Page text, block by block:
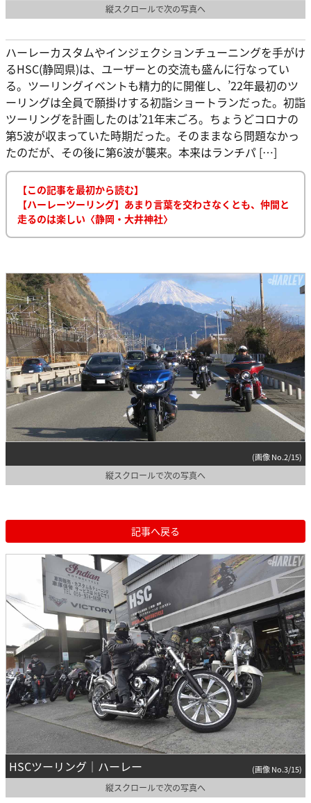
縦スクロールで次の写真へ
ハーレーカスタムやインジェクションチューニングを手がけ
るHSC(静岡県)は、ユーザーとの交流も盛んに行なってい
る。ツーリングイベントも精力的に開催し、’22年最初のツ
ーリングは全員で願掛けする初詣ショートランだった。初詣
ツーリングを計画したのは’21年末ごろ。ちょうどコロナの
第5波が収まっていた時期だった。そのままなら問題なかっ
たのだが、その後に第6波が襲来。本来はランチパ […]
【この記事を最初から読む】
【ハーレーツーリング】あまり言葉を交わさなくとも、仲間と
走るのは楽しい〈静岡・大井神社〉
(画像 No.2/15)
縦スクロールで次の写真へ
記事へ戻る
HSCツーリング｜ハーレー (画像 No.3/15)
縦スクロールで次の写真へ